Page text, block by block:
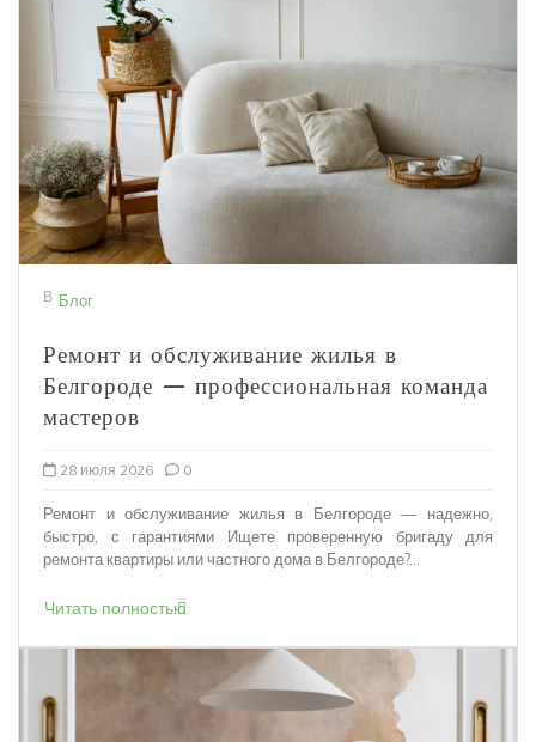
В Блог
Ремонт и обслуживание жилья в
Белгороде — профессиональная команда
мастеров
28 июля 2026 0
Ремонт и обслуживание жилья в Белгороде — надежно,
быстро, с гарантиями Ищете проверенную бригаду для
ремонта квартиры или частного дома в Белгороде?...
Читать полностью